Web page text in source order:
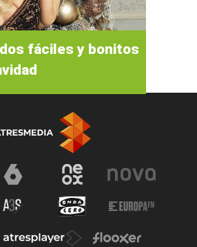
fáciles y bonitos